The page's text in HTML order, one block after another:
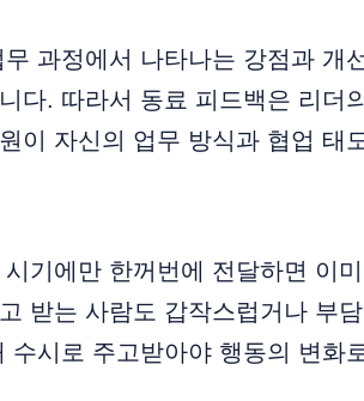
과정에서 나타나는 강점과 개
다. 따라서 동료 피드백은 리더
이 자신의 업무 방식과 협업 태
기에만 한꺼번에 전달하면 이
받는 사람도 갑작스럽거나 부
수시로 주고받아야 행동의 변화